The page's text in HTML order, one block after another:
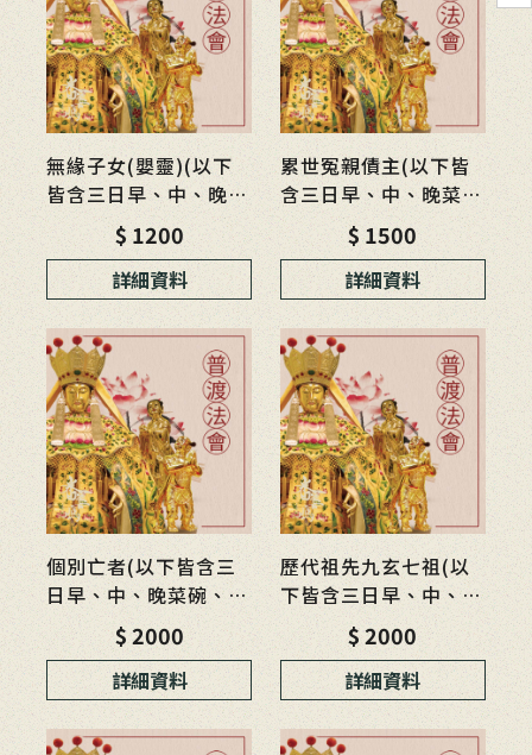
無緣子女(嬰靈)(以下
皆含三日早、中、晚菜
碗、供品、金帛)
$ 1200
詳細資料
累世冤親債主(以下皆
含三日早、中、晚菜
碗、供品、金帛)
$ 1500
詳細資料
個別亡者(以下皆含三
日早、中、晚菜碗、供
品、金帛)$ 2000
詳細資料
歷代祖先九玄七祖(以
下皆含三日早、中、晚
菜碗、供品、金帛)
$ 2000
詳細資料